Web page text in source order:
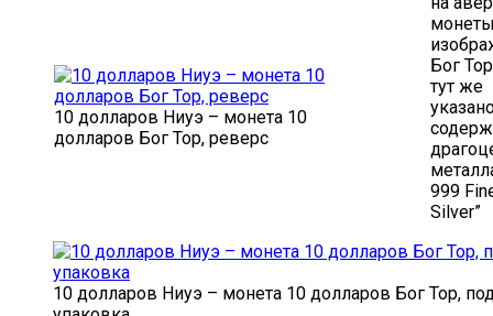
10 долларов Ниуэ – монета 10
долларов Бог Тор, реверс
Бог Тор
тут же
999
Silver”
10 долларов Ниуэ – монета 10 долларов Бог Тор,